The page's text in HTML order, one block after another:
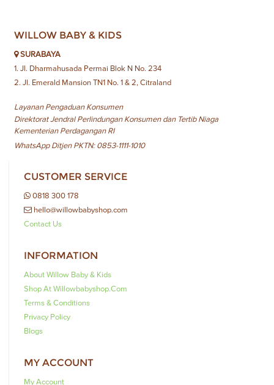
WILLOW BABY & KIDS
SURABAYA
1. Jl. Dharmahusada Permai Blok N No. 234
2. Jl. Emerald Mansion TN1 No. 1 & 2, Citraland
Layanan Pengaduan Konsumen
Direktorat Jendral Perlindungan Konsumen dan Tertib Niaga
Kementerian Perdagangan RI
WhatsApp Ditjen PKTN: 0853-1111-1010
CUSTOMER SERVICE
0818 300 178
hello@willowbabyshop.com
Contact Us
INFORMATION
About Willow Baby & Kids
Shop At Willowbabyshop.com
Terms & Conditions
Privacy Policy
Blogs
MY ACCOUNT
My Account